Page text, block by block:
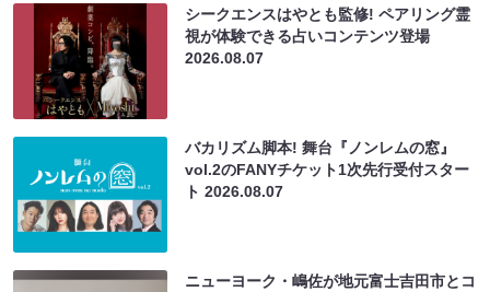
シークエンスはやとも監修! ペアリング霊
視が体験できる占いコンテンツ登場
2026.08.07
バカリズム脚本! 舞台『ノンレムの窓』
vol.2のFANYチケット1次先行受付スター
ト2026.08.07
ニューヨーク・嶋佐が地元富士吉田市とコ